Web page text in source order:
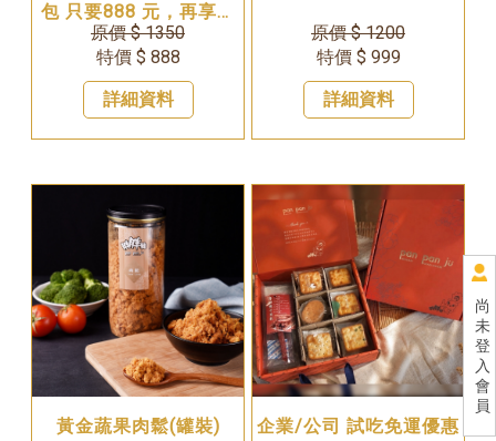
尚
未
登
入
會
員
包 只要888 元，再享免
運費！活動只到 8 月 10
日
原價 $ 1350
特價 $ 888
詳細資料
原價 $ 1200
特價 $ 999
詳細資料
黃金蔬果肉鬆(罐裝)
企業/公司 試吃免運優惠